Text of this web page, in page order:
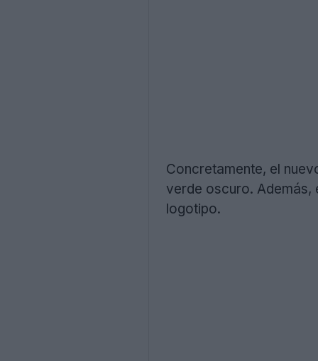
Concretamente, el
verde oscuro. Además,
logotipo.